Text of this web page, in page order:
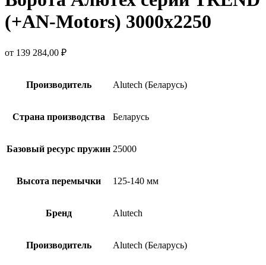
(+AN‑Motors) 3000х2250
от 139 284,00 ₽
Производитель Alutech (Беларусь)
Страна производства Беларусь
Базовый ресурс пружин 25000
Высота перемычки 125-140 мм
Бренд Alutech
Производитель Alutech (Беларусь)